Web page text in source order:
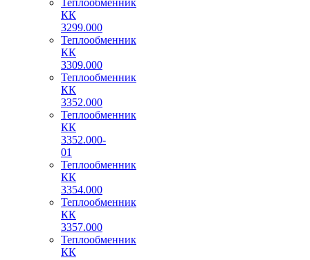
Теплообменник
КК
3299.000
Теплообменник
КК
3309.000
Теплообменник
КК
3352.000
Теплообменник
КК
3352.000-
01
Теплообменник
КК
3354.000
Теплообменник
КК
3357.000
Теплообменник
КК